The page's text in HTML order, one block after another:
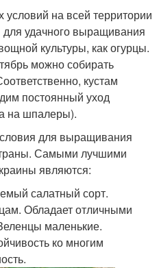
условий на всей территории
удачного выращивания
культуры, как огурцы.
можно собирать
кустам
постоянный уход
на шпалеры).
для выращивания
Самыми лучшими
являются:
салатный сорт.
Обладает отличными
маленькие.
ко многим